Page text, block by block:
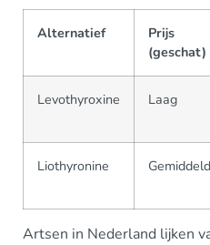
Alternatief
Prijs
(geschat)
Levothyroxine Laag
Liothyronine Gemiddeld
Artsen in Nederland lijken